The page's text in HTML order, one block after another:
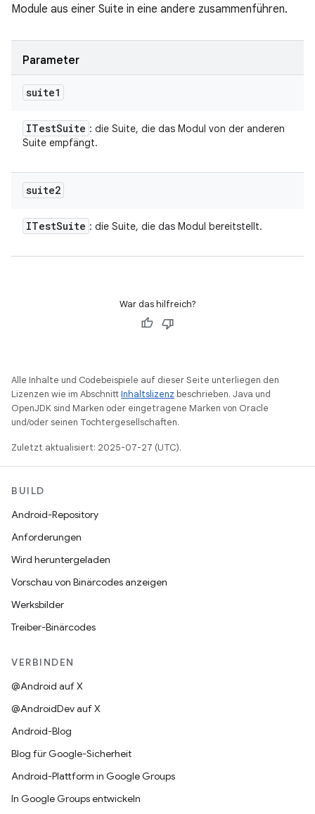
Module aus einer Suite in eine andere zusammenführen.
Parameter
suite1
ITestSuite : die Suite, die das Modul von der anderen
Suite empfängt.
suite2
ITestSuite : die Suite, die das Modul bereitstellt.
War das hilfreich?
Alle Inhalte und Codebeispiele auf dieser Seite unterliegen den
Lizenzen wie im AbschnittInhaltslizenz beschrieben. Java und
OpenJDK sind Marken oder eingetragene Marken von Oracle
und/oder seinen Tochtergesellschaften.
Zuletzt aktualisiert: 2025-07-27 (UTC).
BUILD
Android-Repository
Anforderungen
Wird heruntergeladen
Vorschau von Binärcodes anzeigen
Werksbilder
Treiber-Binärcodes
VERBINDEN
@Android auf X
@AndroidDev auf X
Android-Blog
Blog für Google-Sicherheit
Android-Plattform in Google Groups
In Google Groups entwickeln